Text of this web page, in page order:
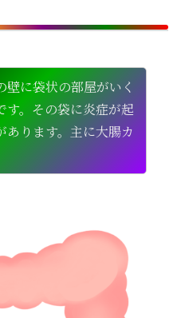
に袋状の部屋がいく
す。その袋に炎症が起
あります。主に大腸カ